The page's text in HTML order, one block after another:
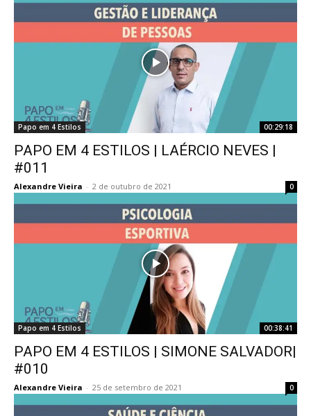
Papo em 4 Estilos 00:29:18
PAPO EM 4 ESTILOS | LAÉRCIO NEVES |
#011
Alexandre Vieira - 2 de outubro de 2021 0
Papo em 4 Estilos 00:38:41
PAPO EM 4 ESTILOS | SIMONE SALVADOR|
#010
Alexandre Vieira - 25 de setembro de 2021 0